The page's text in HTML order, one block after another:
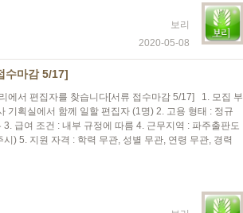
보리
2020-05-08
수마감 5/17]
에서 편집자를 찾습니다[서류 접수마감 5/17] 1. 모집 부
기획실에서 함께 일할 편집자 (1명) 2. 고용 형태 : 정규
3. 급여 조건 : 내부 규정에 따름 4. 근무지역 : 파주출판도
시) 5. 지원 자격 : 학력 무관, 성별 무관, 연령 무관, 경력